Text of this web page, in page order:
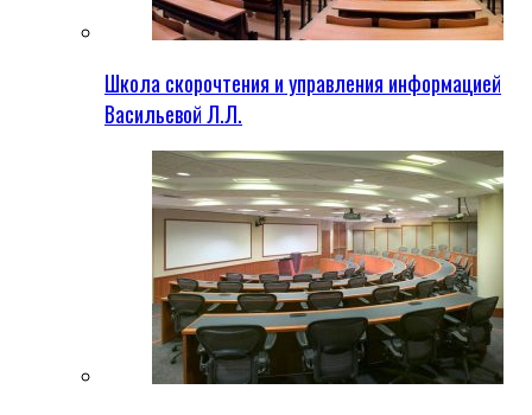
Школа скорочтения и управления информацией
Васильевой Л.Л.